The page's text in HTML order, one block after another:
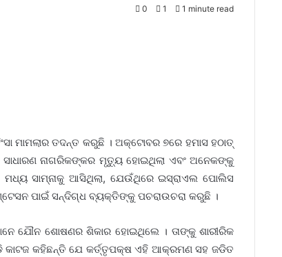
0 1 1 minute read
ମାମଲାର ତଦନ୍ତ କରୁଛି । ଅକ୍ଟୋବର ୭ରେ ହମାସ ହଠାତ୍
ନାଗରିକଙ୍କର ମୃତ୍ୟୁ ହୋଇଥିଲା ଏବଂ ଅନେକଙ୍କୁ
ମଧ୍ୟ ସାମ୍ନାକୁ ଆସିଥିଲା, ଯେଉଁଥିରେ ଇସ୍ରାଏଲ ପୋଲିସ
ପାଇଁ ସନ୍ଦିଗ୍ଧ ବ୍ୟକ୍ତିଙ୍କୁ ପଚରାଉଚରା କରୁଛି ।
ଯୌନ ଶୋଷଣର ଶିକାର ହୋଇଥିଲେ । ତାଙ୍କୁ ଶାରୀରିକ
କାଟଜ କହିଛନ୍ତି ଯେ କର୍ତ୍ତୃପକ୍ଷ ଏହି ଆକ୍ରମଣ ସହ ଜଡିତ